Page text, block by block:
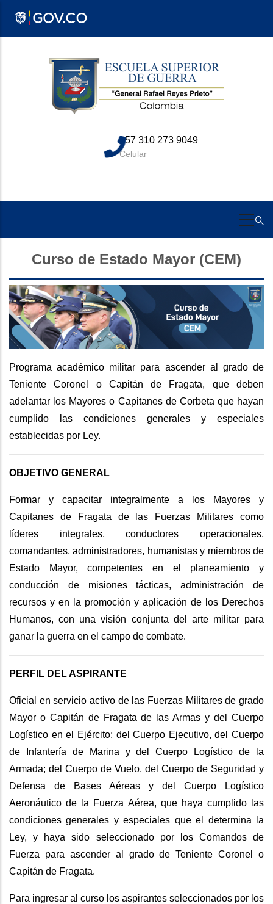
+57 310 273 9049
Celular
Curso de Estado Mayor (CEM)
Programa académico militar para ascender al grado de
Teniente Coronel o Capitán de Fragata, que deben
adelantar los Mayores o Capitanes de Corbeta que hayan
cumplido las condiciones generales y especiales
establecidas por Ley.
OBJETIVO GENERAL
Formar y capacitar integralmente a los Mayores y
Capitanes de Fragata de las Fuerzas Militares como
líderes integrales, conductores operacionales,
comandantes, administradores, humanistas y miembros de
Estado Mayor, competentes en el planeamiento y
conducción de misiones tácticas, administración de
recursos y en la promoción y aplicación de los Derechos
Humanos, con una visión conjunta del arte militar para
ganar la guerra en el campo de combate.
PERFIL DEL ASPIRANTE
Oficial en servicio activo de las Fuerzas Militares de grado
Mayor o Capitán de Fragata de las Armas y del Cuerpo
Logístico en el Ejército; del Cuerpo Ejecutivo, del Cuerpo
de Infantería de Marina y del Cuerpo Logístico de la
Armada; del Cuerpo de Vuelo, del Cuerpo de Seguridad y
Defensa de Bases Aéreas y del Cuerpo Logístico
Aeronáutico de la Fuerza Aérea, que haya cumplido las
condiciones generales y especiales que el determina la
Ley, y haya sido seleccionado por los Comandos de
Fuerza para ascender al grado de Teniente Coronel o
Capitán de Fragata.
Para ingresar al curso los aspirantes seleccionados por los